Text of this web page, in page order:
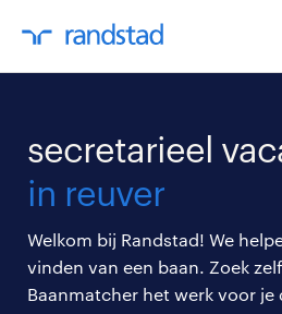
secretarieel
in reuver
Welkom bij Randstad! We
vinden van een baan. Zoek
Baanmatcher het werk voor je